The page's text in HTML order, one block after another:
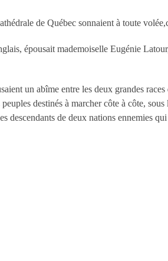
de Québec sonnaient à toute
épousait mademoiselle Eugénie
un abîme entre les deux grandes
destinés à marcher côte à côte,
descendants de deux nations ennemies